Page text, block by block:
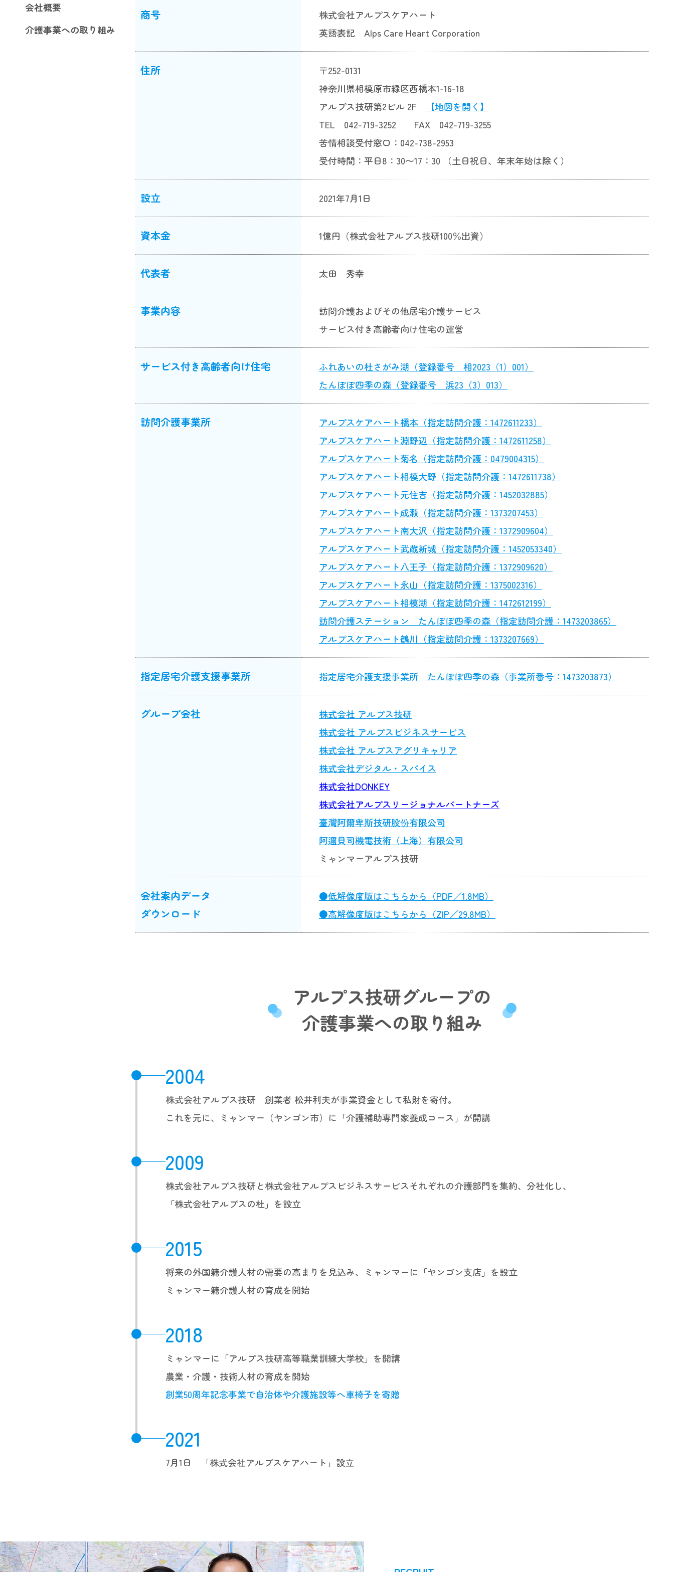
会社概要
介護事業への取り組み
商号
株式会社アルプスケアハート
英語表記 Alps Care Heart Corporation
住所
〒252-0131
神奈川県相模原市緑区西橋本1-16-18
アルプス技研第2ビル 2F
【地図を開く】
TEL 042-719-3252 FAX 042-719-3255
苦情相談受付窓口：042-738-2953
受付時間：平日8：30〜17：30
（土日祝日、年末年始は除く）
設立 2021年7月1日
資本金 1億円（株式会社アルプス技研100％出資）
代表者 太田 秀幸
事業内容
訪問介護およびその他居宅介護サービス
サービス付き高齢者向け住宅の運営
サービス付き高齢者向け住宅
ふれあいの杜さがみ湖（登録番号 相2023（1）001）
たんぽぽ四季の森（登録番号 浜23（3）013）
訪問介護事業所
アルプスケアハート橋本（指定訪問介護：1472611233）
アルプスケアハート淵野辺（指定訪問介護：1472611258）
アルプスケアハート菊名（指定訪問介護：0479004315）
アルプスケアハート相模大野（指定訪問介護：1472611738）
アルプスケアハート元住吉（指定訪問介護：1452032885）
アルプスケアハート成瀬（指定訪問介護：1373207453）
アルプスケアハート南大沢（指定訪問介護：1372909604）
アルプスケアハート武蔵新城（指定訪問介護：1452053340）
アルプスケアハート八王子（指定訪問介護：1372909620）
アルプスケアハート永山（指定訪問介護：1375002316）
アルプスケアハート相模湖（指定訪問介護：1472612199）
訪問介護ステーション たんぽぽ四季の森（指定訪問介護：1473203865）
アルプスケアハート鶴川（指定訪問介護：1373207669）
指定居宅介護支援事業所 指定居宅介護支援事業所 たんぽぽ四季の森（事業所番号：1473203873）
グループ会社
株式会社 アルプス技研
株式会社 アルプスビジネスサービス
株式会社 アルプスアグリキャリア
株式会社デジタル・スパイス
株式会社DONKEY
株式会社アルプスリージョナルパートナーズ
臺灣阿爾卑斯技研股份有限公司
阿邇貝司機電技術（上海）有限公司
ミャンマーアルプス技研
会社案内データ
ダウンロード
●低解像度版はこちらから（PDF／1.8MB）
●高解像度版はこちらから（ZIP／29.8MB）
アルプス技研グループの
介護事業への取り組み
2004
株式会社アルプス技研 創業者 松井利夫が事業資金として私財を寄付。
これを元に、ミャンマー（ヤンゴン市）に「介護補助専門家養成コース」が開講
2009
株式会社アルプス技研と株式会社アルプスビジネスサービスそれぞれの介護部門を集約、分社化し、
「株式会社アルプスの杜」を設立
2015
将来の外国籍介護人材の需要の高まりを見込み、ミャンマーに「ヤンゴン支店」を設立
ミャンマー籍介護人材の育成を開始
2018
ミャンマーに「アルプス技研高等職業訓練大学校」を開講
農業・介護・技術人材の育成を開始
創業50周年記念事業で自治体や介護施設等へ車椅子を寄贈
2021
7月1日 「株式会社アルプスケアハート」設立